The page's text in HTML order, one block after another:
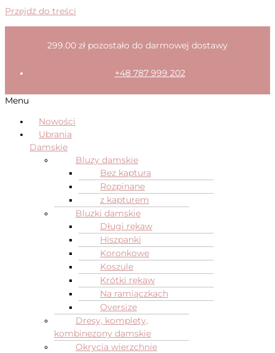
Przejdź do treści
299.00 zł pozostało do darmowej dostawy
+48 787 999 202
Menu
Nowości
Ubrania
Damskie
Bluzy damskie
Bez kaptura
Rozpinane
z kapturem
Bluzki damskie
Długi rękaw
Hiszpanki
Koronkowe
Koszule
Krótki rękaw
Na ramiączkach
Oversize
Dresy, komplety,
kombinezony damskie
Okrycia wierzchnie